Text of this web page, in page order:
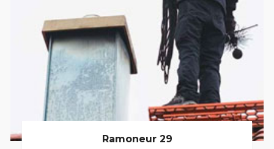
Ramoneur 29